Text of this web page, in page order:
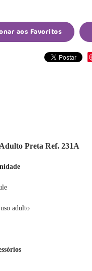
aos Favoritos
Preta Ref. 231A
adulto